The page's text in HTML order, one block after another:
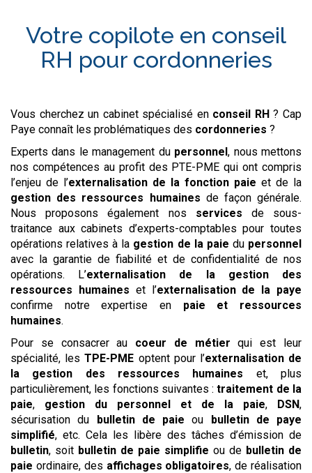
Votre copilote en conseil
RH pour cordonneries
Vous cherchez un cabinet spécialisé en conseil RH? Cap
Paye connaît les problématiques des cordonneries ?
Experts dans le management du personnel, nous mettons
nos compétences au profit des PTE-PME qui ont compris
l’enjeu de l’externalisation de la fonction paie et de la
gestion des ressources humaines de façon générale.
Nous proposons également nos services de sous-
traitance aux cabinets d’experts-comptables pour toutes
opérations relatives à la gestion de la paie du personnel
avec la garantie de fiabilité et de confidentialité de nos
opérations. L’externalisation de la gestion des
ressources humaines et l’externalisation de la paye
confirme notre expertise en paie et ressources
humaines.
Pour se consacrer au coeur de métier qui est leur
spécialité, lesTPE-PME optent pour l’externalisation de
la gestion des ressources humaines et, plus
particulièrement, les fonctions suivantes :traitement de la
paie, gestion du personnel et de la paie, DSN,
sécurisation du bulletin de paie ou bulletin de paye
simplifié, etc. Cela les libère des tâches d’émission de
bulletin, soit bulletin de paie simplifie ou de bulletin de
paie ordinaire, des affichages obligatoires, de réalisation